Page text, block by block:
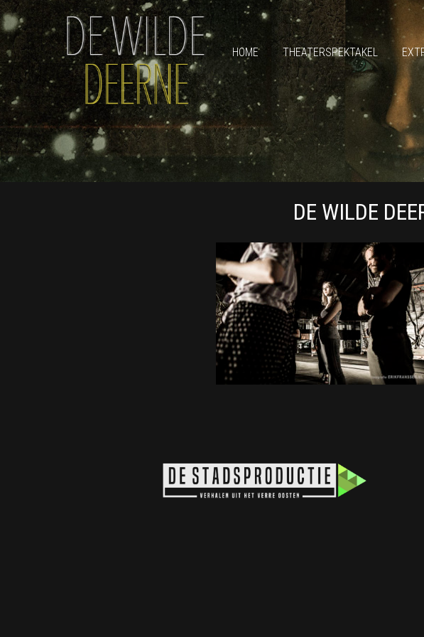
HOME THEATERSPEKTAKEL
DE WILDE